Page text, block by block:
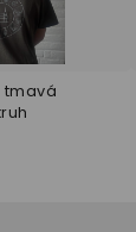
tmavá